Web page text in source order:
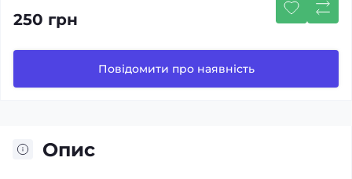
250 грн
Повідомити про наявність
Опис